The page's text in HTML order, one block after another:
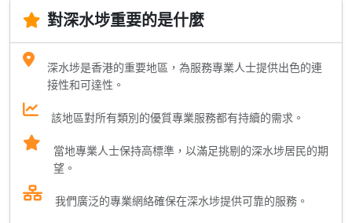
對深水埗重要的是什麼
深水埗是香港的重要地區，為服務專業人士提供出色的連
接性和可達性。
該地區對所有類別的優質專業服務都有持續的需求。
當地專業人士保持高標準，以滿足挑剔的深水埗居民的期
望。
我們廣泛的專業網絡確保在深水埗提供可靠的服務。